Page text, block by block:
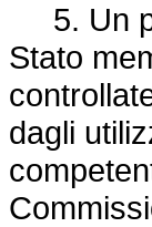
5. Un
Stato
dagli